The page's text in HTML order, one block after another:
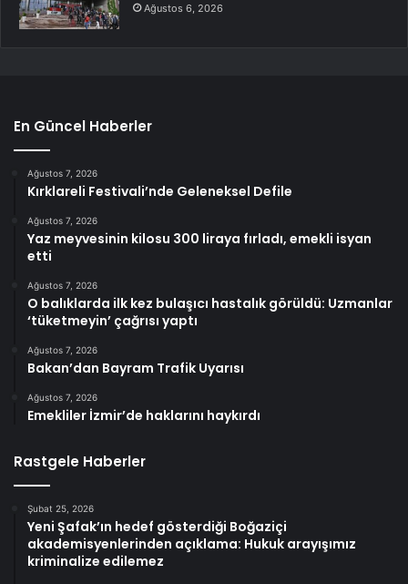
Ağustos 6, 2026
En Güncel Haberler
Ağustos 7, 2026
Kırklareli Festivali’nde Geleneksel Defile
Ağustos 7, 2026
Yaz meyvesinin kilosu 300 liraya fırladı, emekli isyan
etti
Ağustos 7, 2026
O balıklarda ilk kez bulaşıcı hastalık görüldü: Uzmanlar
‘tüketmeyin’ çağrısı yaptı
Ağustos 7, 2026
Bakan’dan Bayram Trafik Uyarısı
Ağustos 7, 2026
Emekliler İzmir’de haklarını haykırdı
Rastgele Haberler
Şubat 25, 2026
Yeni Şafak’ın hedef gösterdiği Boğaziçi
akademisyenlerinden açıklama: Hukuk arayışımız
kriminalize edilemez